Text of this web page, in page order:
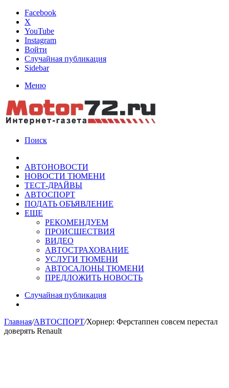
Facebook
X
YouTube
Instagram
Войти
Случайная публикация
Sidebar
Меню
Поиск
АВТОНОВОСТИ
НОВОСТИ ТЮМЕНИ
ТЕСТ-ДРАЙВЫ
АВТОСПОРТ
ПОДАТЬ ОБЪЯВЛЕНИЕ
ЕЩЕ
РЕКОМЕНДУЕМ
ПРОИСШЕСТВИЯ
ВИДЕО
АВТОСТРАХОВАНИЕ
УСЛУГИ ТЮМЕНИ
АВТОСАЛОНЫ ТЮМЕНИ
ПРЕДЛОЖИТЬ НОВОСТЬ
Случайная публикация
Главная/АВТОСПОРТ/Хорнер: Ферстаппен совсем перестал
доверять Renault